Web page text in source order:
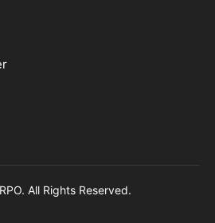
All Rights Reserved.